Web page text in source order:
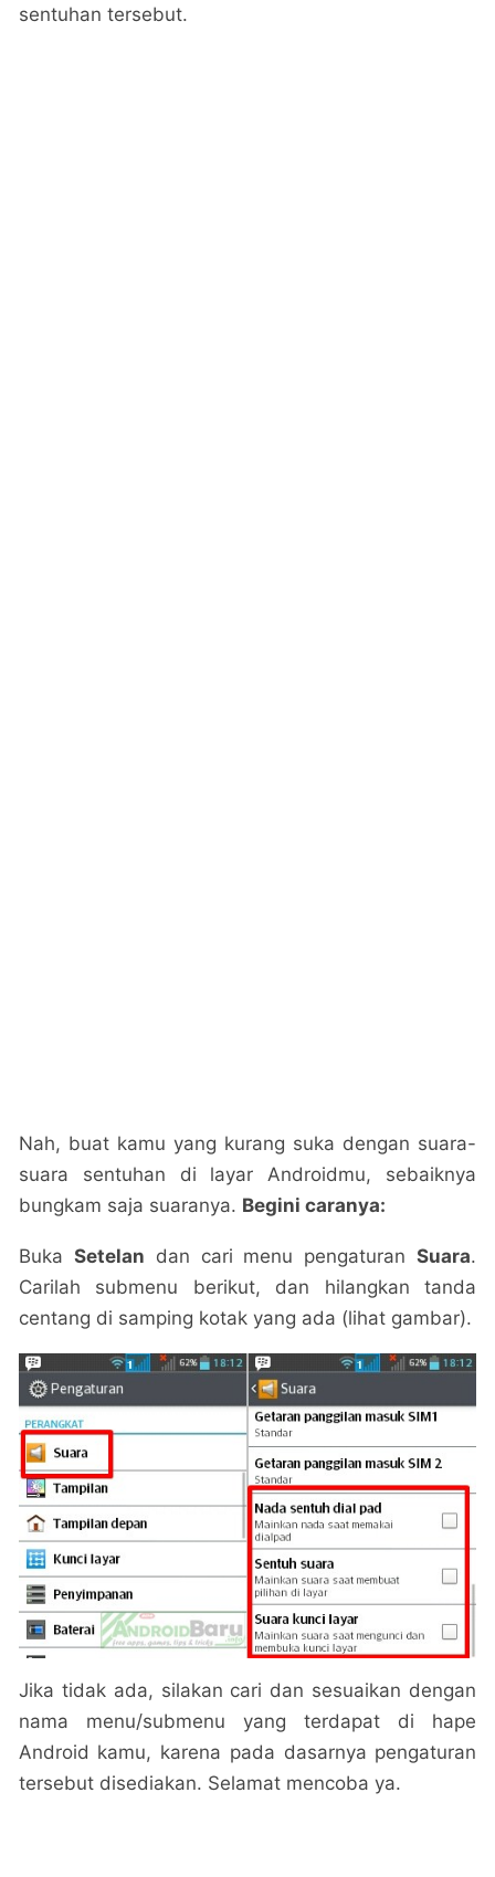
sentuhan tersebut.
Nah, buat kamu yang kurang suka dengan suara-
suara sentuhan di layar Androidmu, sebaiknya
bungkam saja suaranya. Begini caranya:
Buka Setelan dan cari menu pengaturanSuara.
Carilah submenu berikut, dan hilangkan tanda
centang di samping kotak yang ada (lihat gambar).
Jika tidak ada, silakan cari dan sesuaikan dengan
nama menu/submenu yang terdapat di hape
Android kamu, karena pada dasarnya pengaturan
tersebut disediakan. Selamat mencoba ya.